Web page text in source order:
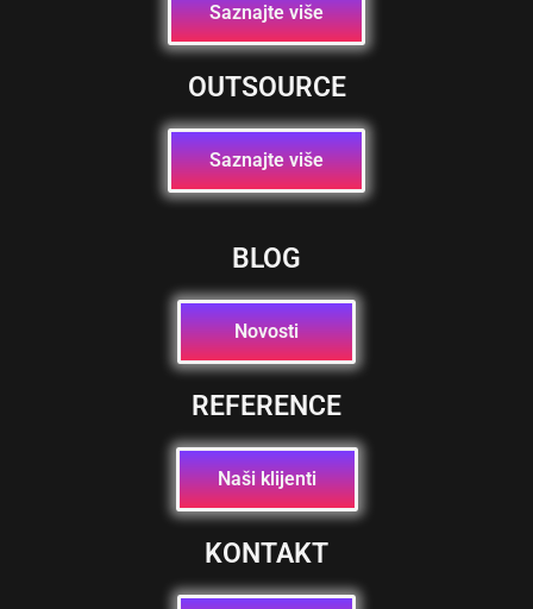
Saznajte više
OUTSOURCE
Saznajte više
BLOG
Novosti
REFERENCE
Naši klijenti
KONTAKT